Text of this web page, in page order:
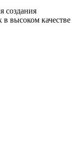
создания
в высоком качестве